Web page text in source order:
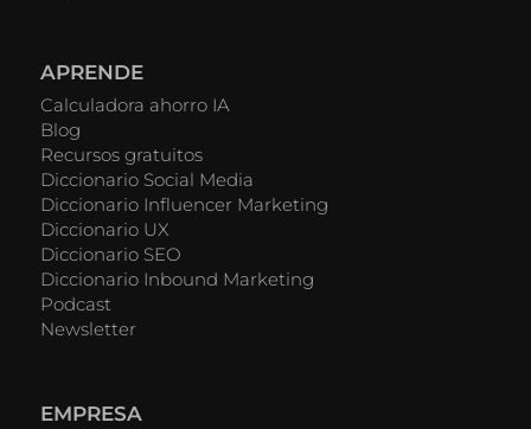
APRENDE
Calculadora ahorro IA
Blog
Recursos gratuitos
Diccionario Social Media
Diccionario Influencer Marketing
Diccionario UX
Diccionario SEO
Diccionario Inbound Marketing
Podcast
Newsletter
EMPRESA